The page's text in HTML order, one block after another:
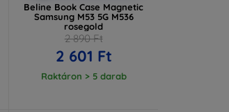
Beline Book Case Magnetic
Samsung M53 5G M536
rosegold
2 890 Ft
2 601 Ft
Raktáron > 5 darab